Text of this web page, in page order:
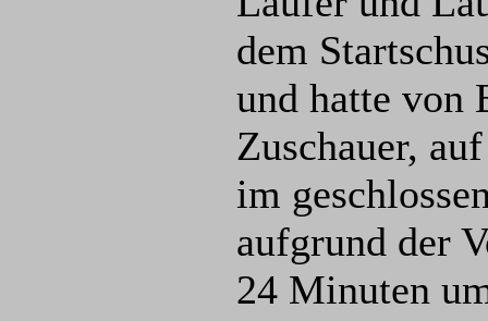
dem
und hatte von
Zuschauer,
im
aufgrund der
24 Minuten